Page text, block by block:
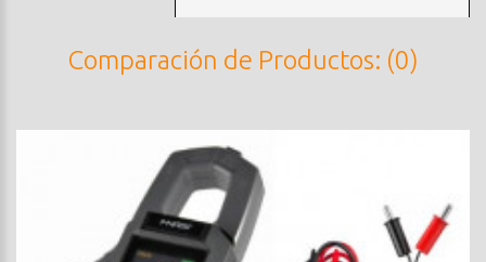
Comparación de Productos: (0)